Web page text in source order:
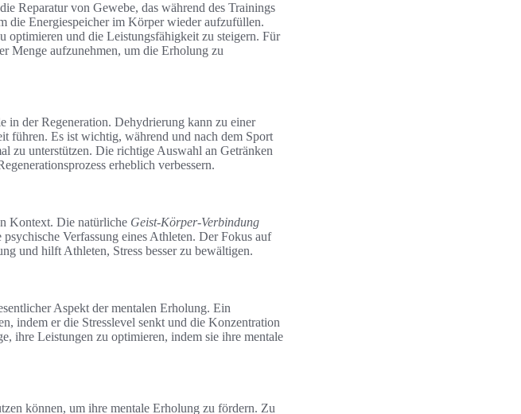
Reparatur von Gewebe, das während des Trainings
die Energiespeicher im Körper wieder aufzufüllen.
optimieren und die Leistungsfähigkeit zu steigern. Für
Menge aufzunehmen, um die Erholung zu
in der Regeneration. Dehydrierung kann zu einer
führen. Es ist wichtig, während und nach dem Sport
zu unterstützen. Die richtige Auswahl an Getränken
erheblich verbessern.
Kontext. Die natürliche Geist-Körper-Verbindung
Verfassung eines Athleten. Der Fokus auf
und hilft Athleten, Stress besser zu bewältigen.
Aspekt der mentalen Erholung. Ein
indem er die Stresslevel senkt und die Konzentration
ihre Leistungen zu optimieren, indem sie ihre mentale
können, um ihre mentale Erholung zu fördern. Zu